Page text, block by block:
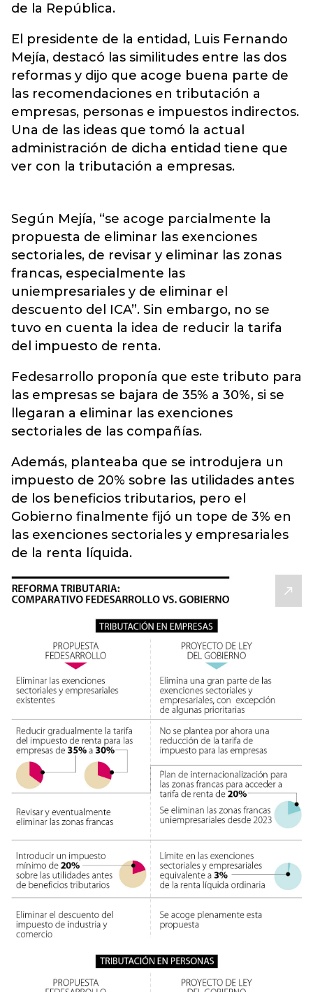
de la República.
El presidente de la entidad, Luis Fernando
Mejía, destacó las similitudes entre las dos
reformas y dijo que acoge buena parte de
las recomendaciones en tributación a
empresas, personas e impuestos indirectos.
Una de las ideas que tomó la actual
administración de dicha entidad tiene que
ver con la tributación a empresas.
Según Mejía, “se acoge parcialmente la
propuesta de eliminar las exenciones
sectoriales, de revisar y eliminar las zonas
francas, especialmente las
uniempresariales y de eliminar el
descuento del ICA”. Sin embargo, no se
tuvo en cuenta la idea de reducir la tarifa
del impuesto de renta.
Fedesarrollo proponía que este tributo para
las empresas se bajara de 35% a 30%, si se
llegaran a eliminar las exenciones
sectoriales de las compañías.
Además, planteaba que se introdujera un
impuesto de 20% sobre las utilidades antes
de los beneficios tributarios, pero el
Gobierno finalmente fijó un tope de 3% en
las exenciones sectoriales y empresariales
de la renta líquida.